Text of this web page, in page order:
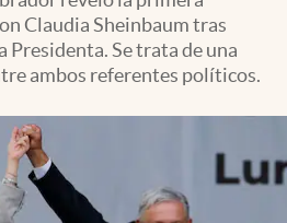
Claudia Sheinbaum tras
Se trata de una
ambos referentes políticos.